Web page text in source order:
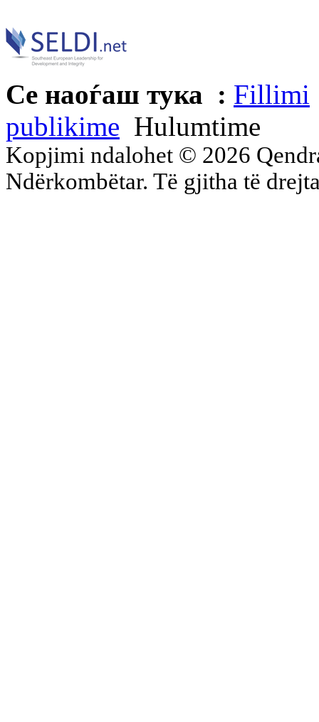
Се наоѓаш тука : Fillimi
publikime Hulumtime
Kopjimi ndalohet © 2026
Ndërkombëtar. Të gjitha të